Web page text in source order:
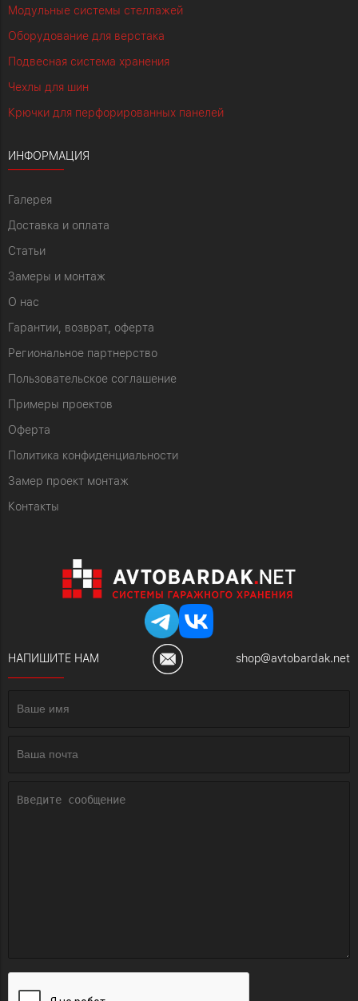
Модульные системы стеллажей
Оборудование для верстака
Подвесная система хранения
Чехлы для шин
Крючки для перфорированных панелей
ИНФОРМАЦИЯ
Галерея
Доставка и оплата
Статьи
Замеры и монтаж
О нас
Гарантии, возврат, оферта
Региональное партнерство
Пользовательское соглашение
Примеры проектов
Оферта
Политика конфиденциальности
Замер проект монтаж
Контакты
НАПИШИТЕ НАМ shop@avtobardak.net